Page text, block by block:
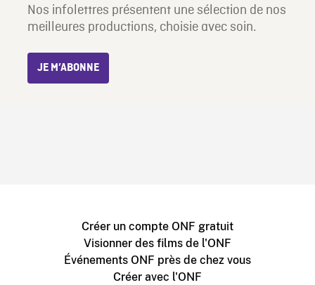
Nos infolettres présentent une sélection de nos
meilleures productions, choisie avec soin.
JE M’ABONNE
Créer un compte ONF gratuit
Visionner des films de l'ONF
Événements ONF près de chez vous
Créer avec l'ONF